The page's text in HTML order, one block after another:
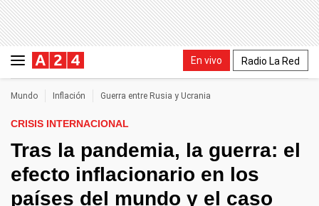
En vivo Radio La Red
Mundo Inflación Guerra entre Rusia y Ucrania
CRISIS INTERNACIONAL
Tras la pandemia, la guerra: el
efecto inflacionario en los
países del mundo y el caso